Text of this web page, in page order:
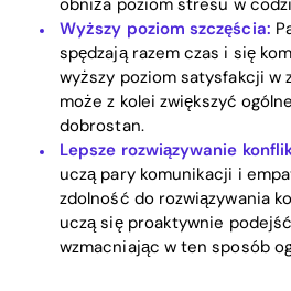
Wyższy poziom szczęścia:
spędzają razem czas i się
wyższy poziom satysfakcji w
może z kolei zwiększyć
dobrostan.
Lepsze rozwiązywanie
uczą pary komunikacji i
zdolność do rozwiązywania
uczą się proaktywnie
wzmacniając w ten sposób